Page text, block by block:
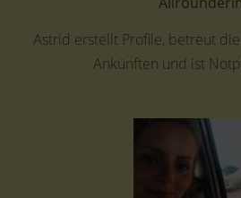
Astrid erstellt Profile, betreut
Ankünften und ist